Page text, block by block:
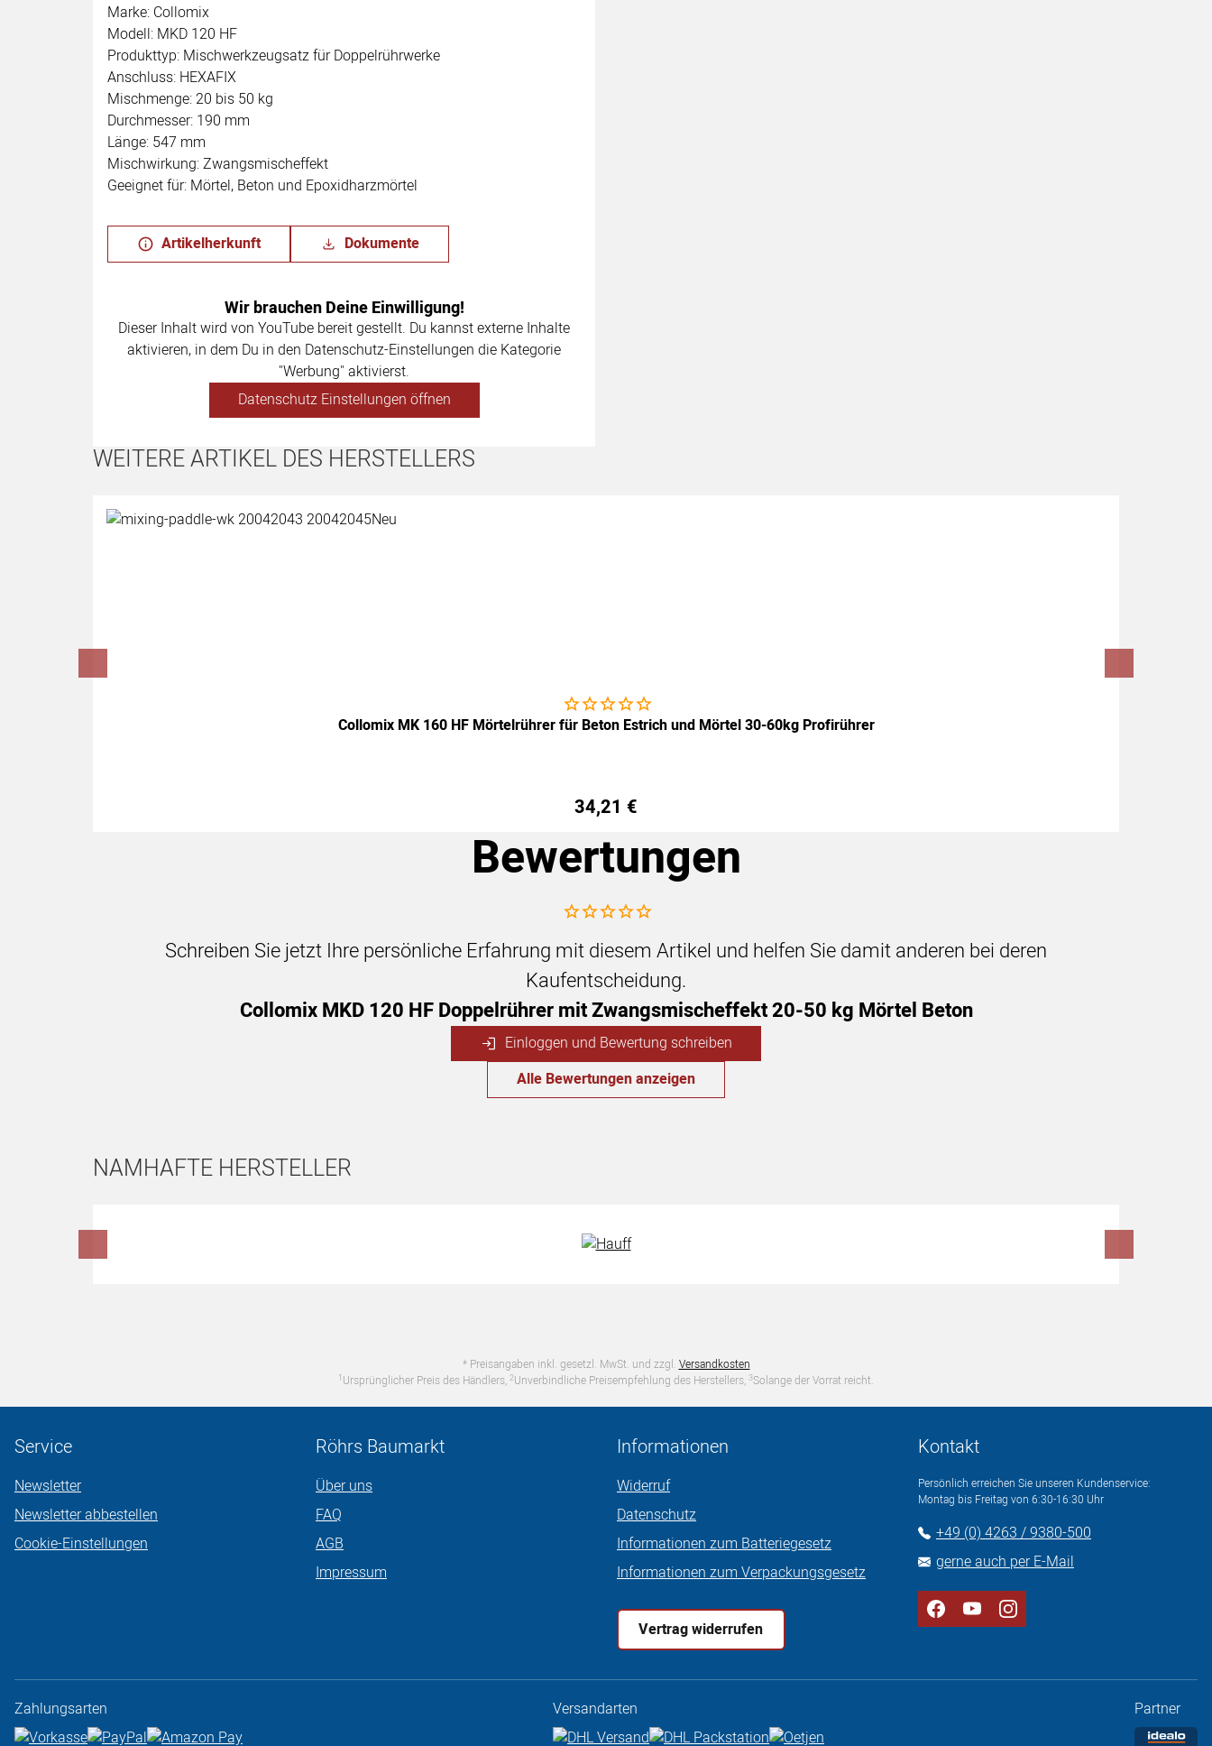
Marke: Collomix
Modell: MKD 120 HF
Produkttyp: Mischwerkzeugsatz für Doppelrührwerke
Anschluss: HEXAFIX
Mischmenge: 20 bis 50 kg
Durchmesser: 190 mm
Länge: 547 mm
Mischwirkung: Zwangsmischeffekt
Geeignet für: Mörtel, Beton und Epoxidharzmörtel
Artikelherkunft Dokumente
Wir brauchen Deine Einwilligung!
Dieser Inhalt wird von YouTube bereit gestellt. Du kannst externe Inhalte
aktivieren, in dem Du in den Datenschutz-Einstellungen die Kategorie
"Werbung" aktivierst.
Datenschutz Einstellungen öffnen
WEITERE ARTIKEL DES HERSTELLERS
Noch keine Bewertungen abgegeben
Collomix MK 160 HF Mörtelrührer für Beton Estrich und Mörtel 30-60kg Profirührer
34,21 €
Bewertungen
Noch keine Bewertungen abgegeben
Schreiben Sie jetzt Ihre persönliche Erfahrung mit diesem Artikel und helfen Sie damit anderen bei deren
Kaufentscheidung.
Collomix MKD 120 HF Doppelrührer mit Zwangsmischeffekt 20-50 kg Mörtel Beton
Einloggen und Bewertung schreiben
Alle Bewertungen anzeigen
NAMHAFTE HERSTELLER
* Preisangaben inkl. gesetzl. MwSt. und zzgl. Versandkosten
1 Ursprünglicher Preis des Händlers, 2Unverbindliche Preisempfehlung des Herstellers, 3Solange der Vorrat reicht.
Service
Newsletter
Newsletter abbestellen
Cookie-Einstellungen
Röhrs Baumarkt
Über uns
FAQ
AGB
Impressum
Informationen
Widerruf
Datenschutz
Informationen zum Batteriegesetz
Informationen zum Verpackungsgesetz
Vertrag widerrufen
Kontakt
Persönlich erreichen Sie unseren Kundenservice:
Montag bis Freitag von 6:30-16:30 Uhr
+49 (0) 4263 / 9380-500
gerne auch per E-Mail
Zahlungsarten Versandarten Partner